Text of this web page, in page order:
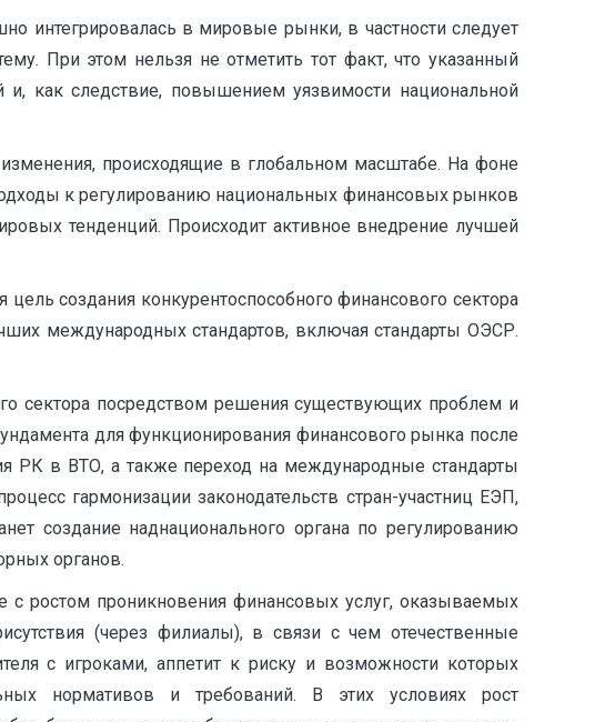
интегрировалась в мировые рынки, в частности следует
При этом нельзя не отметить тот факт, что указанный
как следствие, повышением уязвимости национальной
происходящие в глобальном масштабе. На фоне
к регулированию национальных финансовых рынков
тенденций. Происходит активное внедрение лучшей
создания конкурентоспособного финансового сектора
международных стандартов, включая стандарты ОЭСР.
сектора посредством решения существующих проблем и
для функционирования финансового рынка после
РК в ВТО, а также переход на международные стандарты
гармонизации законодательств стран-участниц ЕЭП,
создание наднационального органа по регулированию
органов.
ростом проникновения финансовых услуг, оказываемых
(через филиалы), в связи с чем отечественные
с игроками, аппетит к риску и возможности которых
нормативов и требований. В этих условиях рост